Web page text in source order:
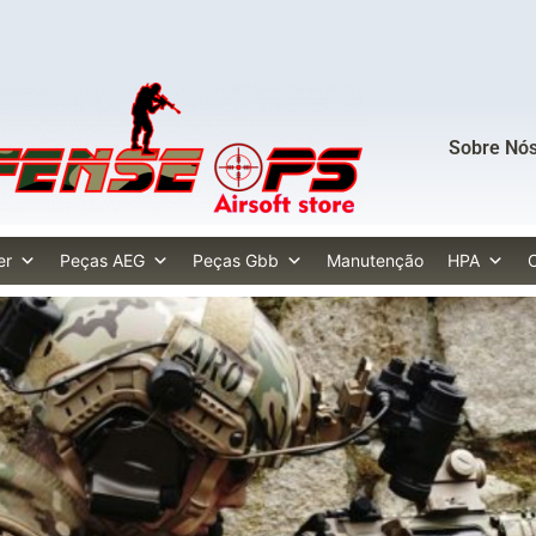
Sobre
Peças AEG Peças Gbb Manutenção HPA